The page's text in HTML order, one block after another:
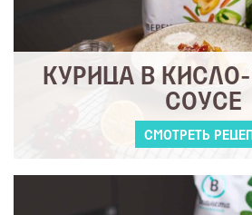
КУРИЦА В
СОУСЕ
СМОТРЕТЬ